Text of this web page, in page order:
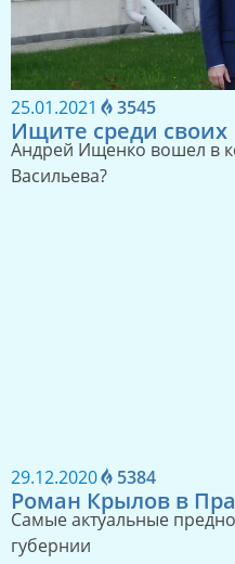
04.02.2021 3110
Эх Юра!
Юрий Исаков покинул
информационной
Андрей Ищенко вошел в
Васильева?